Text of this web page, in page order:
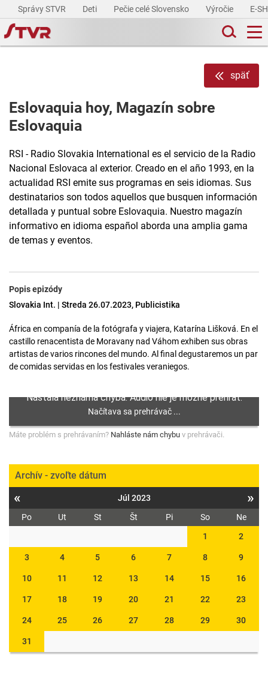
Správy STVR Deti Pečie celé Slovensko Výročie E-
späť
Eslovaquia hoy, Magazín sobre
Eslovaquia
RSI - Radio Slovakia International es el servicio de la Radio
Nacional Eslovaca al exterior. Creado en el año 1993, en la
actualidad RSI emite sus programas en seis idiomas. Sus
destinatarios son todos aquellos que busquen información
detallada y puntual sobre Eslovaquia. Nuestro magazín
informativo en idioma español aborda una amplia gama
de temas y eventos.
Popis epizódy
Slovakia Int. | Streda 26.07.2023, Publicistika
África en companía de la fotógrafa y viajera, Katarína Lišková. En el
castillo renacentista de Moravany nad Váhom exhiben sus obras
artistas de varios rincones del mundo. Al final degustaremos un par
de comidas servidas en los festivales veraniegos.
Máte problém s prehrávaním? Nahláste nám chybu v prehrávači.
Archív - zvoľte dátum
« Júl 2023 »
Po Ut St Št Pi So
Ne
1
2
3 4 5 6 7 8 9
10 11 12 13 14 15 16
17 18 19 20 21 22 23
24 25 26 27 28 29 30
31